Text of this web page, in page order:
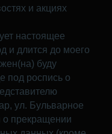
и акциях
настоящее
и длится до моего
буду
под роспись о
ул. Бульварное
о прекращении